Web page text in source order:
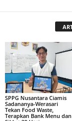
SPPG Nusantara Ciamis
Sadananya-Werasari
Tekan Food Waste,
Terapkan Bank Menu dan